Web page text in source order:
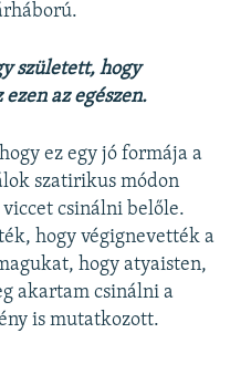
született, hogy
az egészen.
ez egy jó formája a
szatirikus módon
viccet csinálni belőle.
hogy végignevették a
hogy atyaisten,
akartam csinálni a
is mutatkozott.